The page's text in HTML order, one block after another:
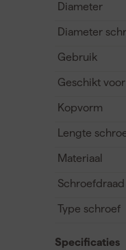
Diameter
Diameter
Gebruik
Geschikt
Kopvorm
Lengte
Materiaal
Schroefdraad
Type schroef
Specificaties